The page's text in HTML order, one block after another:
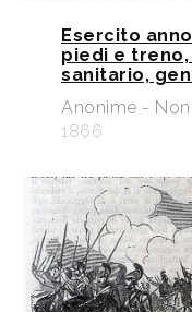
Esercito
piedi e
sanitario,
Anonime -
1866